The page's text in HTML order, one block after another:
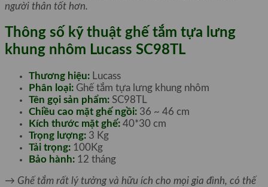
người thân tốt hơn.
Thông số kỹ thuật ghế tắm tựa lưng
khung nhôm Lucass SC98TL
Thương hiệu: Lucass
Phân loại: Ghế tắm tựa lưng khung nhôm
Tên gọi sản phẩm: SC98TL
Chiều cao mặt ghế ngồi: 36 ~ 46 cm
Kích thước mặt ghế: 40*30 cm
Trọng lượng: 3 Kg
Tải trọng: 100Kg
Bảo hành: 12 tháng
→ Ghế tắm rất lý tưởng và hữu ích cho mọi gia đình, có thế